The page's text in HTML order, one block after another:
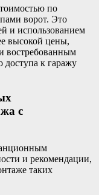
по
ворот. Это
и использованием
высокой цены,
востребованным
к гаражу
с
и рекомендации,
таких